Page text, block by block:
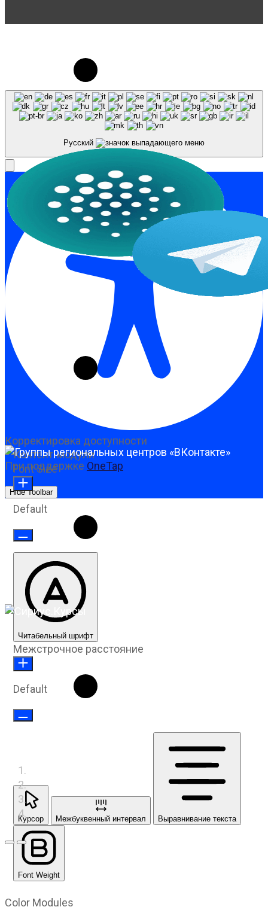
Предыдущий слайд
Следующий слайд
использовании материалов сайта galaktika64.ru
ссылка на источник обязательна.
Русский
Корректировка доступности
При поддержке OneTap
Hide Toolbar
Контент-модули
Font Size
Default
Читабельный шрифт
Межстрочное расстояние
Default
Курсор Межбуквенный интервал Выравнивание текста
Font Weight
Color Modules